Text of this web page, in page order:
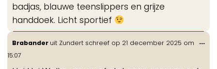
badjas, blauwe teenslippers en grijze
handdoek. Licht sportief
Brabander uit Zundert schreef op 21 december 2025 om
15:07
...